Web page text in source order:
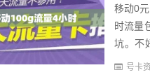
移动0
时流量
坑。不
使。不
号卡